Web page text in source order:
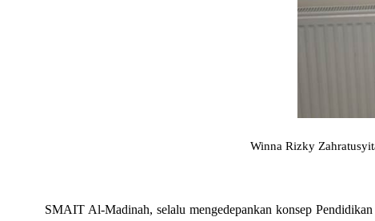
Winna Rizky
SMAIT Al-Madinah, selalu mengedepankan konsep